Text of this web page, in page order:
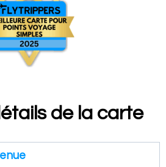
de la carte